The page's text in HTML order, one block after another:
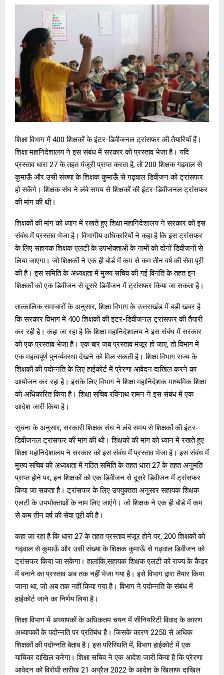
शिक्षा विभाग में 400 शिक्षकों के इंटर-डिवीजनल ट्रांसफर की तैयारियाँ हैं।
शिक्षा महानिदेशालय ने इस संबंध में सरकार को प्रस्ताव भेजा है। यदि
प्रस्ताव धारा 27 के तहत मंजूरी प्राप्त करता है, तो 200 शिक्षक गढ़वाल से
कुमाऊँ और उसी संख्या के शिक्षक कुमाऊँ से गढ़वाल डिवीजन को ट्रांसफर
हो सकेंगे। शिक्षक संघ ने लंबे समय से शिक्षकों की इंटर-डिवीजनल ट्रांसफर
की मांग की थी।
शिक्षकों की मांग को ध्यान में रखते हुए शिक्षा महानिदेशालय ने सरकार को इस
संबंध में प्रस्ताव भेजा है। विभागीय अधिकारियों ने कहा है कि इस ट्रांसफर
के लिए सहायक शिक्षक एलटी के उपभोक्ताओं के नामों को दोनों डिवीजनों से
लिया जाएगा। जो शिक्षकों ने एक ही बोर्ड में कम से कम तीन वर्ष की सेवा पूरी
की है। इस समिति के अध्यक्षता में मुख्य सचिव की गई विनंति के तहत इन
शिक्षकों को एक डिवीजन से दूसरे डिवीजन में ट्रांसफर किया जा सकता है।
तात्कालिक समाचारों के अनुसार, शिक्षा विभाग के उत्तराखंड में बड़ी खबर है
कि सरकार विभाग में 400 शिक्षकों की इंटर-डिवीजनल ट्रांसफर की तैयारी
कर रही है। कहा जा रहा है कि शिक्षा महानिदेशालय ने इस संबंध में सरकार
को एक प्रस्ताव भेजा है। एक बार जब प्रस्ताव मंजूर हो जाए, तो विभाग में
एक महत्वपूर्ण पुनर्व्यवस्था देखने को मिल सकती है। शिक्षा विभाग राज्य के
शिक्षकों की पदोन्नति के लिए हाईकोर्ट में प्रेरणा आवेदन दाखिल करने का
आयोजन कर रहा है। इसके लिए विभाग ने शिक्षा महानिदेशक माध्यमिक शिक्षा
को अधिकारित किया है। शिक्षा सचिव रविनाथ रामन ने इस संबंध में एक
आदेश जारी किया है।
सूचना के अनुसार, सरकारी शिक्षक संघ ने लंबे समय से शिक्षकों की इंटर-
डिवीजनल ट्रांसफर की मांग की थी। शिक्षकों की मांग को ध्यान में रखते हुए
शिक्षा महानिदेशालय ने सरकार को इस संबंध में प्रस्ताव भेजा है। इस संबंध में
मुख्य सचिव की अध्यक्षता में गठित समिति के तहत धारा 27 के तहत अनुमति
प्राप्त होने पर, इन शिक्षकों को एक डिवीजन से दूसरे डिवीजन में ट्रांसफर
किया जा सकता है। ट्रांसफर के लिए उपयुक्तता अनुसार सहायक शिक्षक
एलटी के उपभोक्ताओं के नाम लिए जाएंगे। जो शिक्षक ने एक ही बोर्ड में कम
से कम तीन वर्ष की सेवा पूरी की है।
कहा जा रहा है कि धारा 27 के तहत प्रस्ताव मंजूर होने पर, 200 शिक्षकों को
गढ़वाल से कुमाऊँ और उसी संख्या के शिक्षक कुमाऊँ से गढ़वाल डिवीजन को
ट्रांसफर किया जा सकेगा। हालांकि,सहायक शिक्षक एलटी को राज्य के कैडर
में बनाने का प्रस्ताव अब तक नहीं भेजा गया है। इसे विभाग द्वारा तैयार किया
जाना था, जो अब तक नहीं किया गया है। विभाग ने पदोन्नति के संबंध में
हाईकोर्ट जाने का निर्णय लिया है।
शिक्षा विभाग में अध्यापकों के अधिकतम चयन में सीनियरिटी विवाद के कारण
अध्यापकों के पदोन्नति पर प्रतिबंध है। जिसके कारण 2250 से अधिक
शिक्षकों की पदोन्नति बेताब है। इस परिस्थिति में, विभाग हाईकोर्ट में एक
याचिका दाखिल करेगा। शिक्षा सचिव ने एक आदेश जारी किया है कि प्रेरणा
आवेदन को विरोधी तारीख 21 अप्रैल 2022 के आदेश के खिलाफ दाखिल